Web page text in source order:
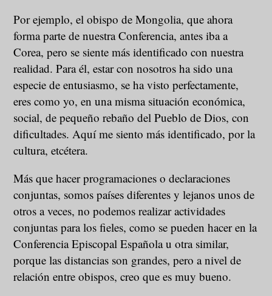
Por ejemplo, el obispo de Mongolia, que ahora
forma parte de nuestra Conferencia, antes iba a
Corea, pero se siente más identificado con nuestra
realidad. Para él, estar con nosotros ha sido una
especie de entusiasmo, se ha visto perfectamente,
eres como yo, en una misma situación económica,
social, de pequeño rebaño del Pueblo de Dios, con
dificultades. Aquí me siento más identificado, por la
cultura, etcétera.
Más que hacer programaciones o declaraciones
conjuntas, somos países diferentes y lejanos unos de
otros a veces, no podemos realizar actividades
conjuntas para los fieles, como se pueden hacer en la
Conferencia Episcopal Española u otra similar,
porque las distancias son grandes, pero a nivel de
relación entre obispos, creo que es muy bueno.